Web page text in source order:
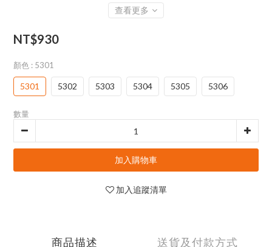
查看更多
NT$930
顏色 : 5301
5301 5302 5303 5304 5305 5306
數量
加入購物車
加入追蹤清單
商品描述 送貨及付款方式